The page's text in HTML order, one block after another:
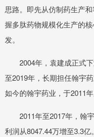
思路。即先从仿制药生产
握多肽药物规模化生产的
发。
2004年，袁建成正式下
至2019年，长期担任翰宇
如今的翰宇药业，于2011年
2011年至2017年，翰宇
利润从8047.44万增至3.3亿。